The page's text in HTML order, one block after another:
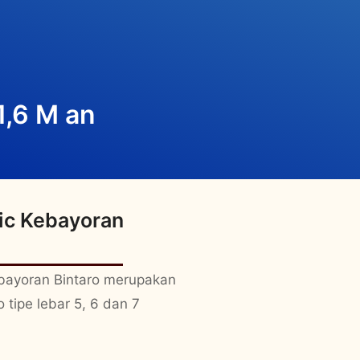
M an
Kebayoran
Bintaro merupakan
tipe lebar 5, 6 dan 7